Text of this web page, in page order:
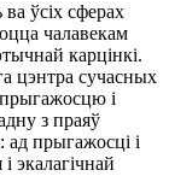
ўсіх сферах
чалавекам
карцінкі.
цэнтра сучасных
і
з праяў
ад прыгажосці і
экалагічнай